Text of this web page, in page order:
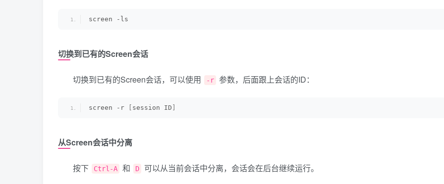
screen -ls
切换到已有的Screen会话
切换到已有的Screen会话，可以使用 -r 参数，后面跟上会话的ID：
screen -r session ID
从Screen会话中分离
按下 Ctrl-A 和 D
可以从当前会话中分离，会话会在后台继续运行。